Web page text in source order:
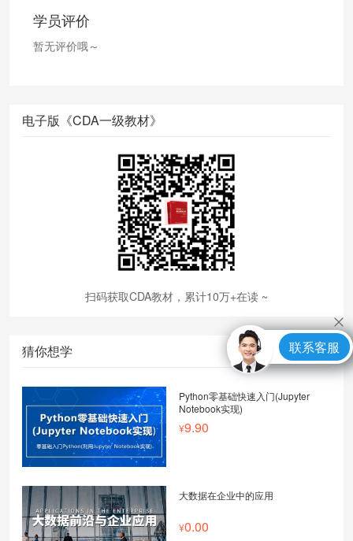
学员评价
暂无评价哦～
电子版《CDA一级教材》
扫码获取CDA教材，累计10万+在读 ~
猜你想学
Python零基础快速入门(Jupyter
Notebook实现)
9.90
大数据在企业中的应用
0.00
联系客服